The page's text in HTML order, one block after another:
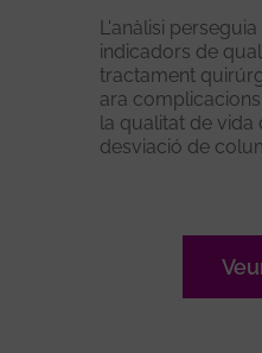
L'anàlisi
indicadors de
tractament
ara
la qualitat de vida
desviació de